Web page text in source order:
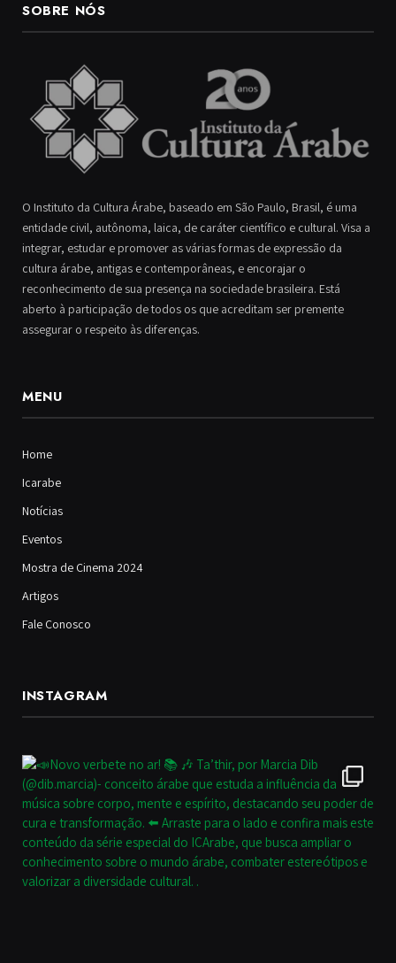
SOBRE NÓS
O Instituto da Cultura Árabe, baseado em São Paulo, Brasil, é uma
entidade civil, autônoma, laica, de caráter científico e cultural. Visa a
integrar, estudar e promover as várias formas de expressão da
cultura árabe, antigas e contemporâneas, e encorajar o
reconhecimento de sua presença na sociedade brasileira. Está
aberto à participação de todos os que acreditam ser premente
assegurar o respeito às diferenças.
MENU
Home
Icarabe
Notícias
Eventos
Mostra de Cinema 2024
Artigos
Fale Conosco
INSTAGRAM